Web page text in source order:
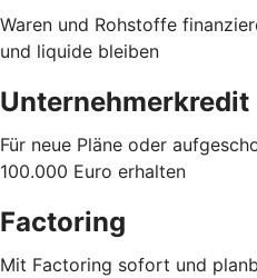
Waren und Rohstoffe
und liquide bleiben
Unternehmerkredit
Für neue Pläne oder
100.000 Euro erhalten
Factoring
Mit Factoring sofort und